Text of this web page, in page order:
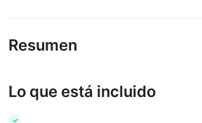
Resumen
Lo que está incluido